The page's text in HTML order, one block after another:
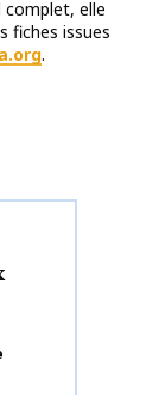
complet, elle
fiches issues
.